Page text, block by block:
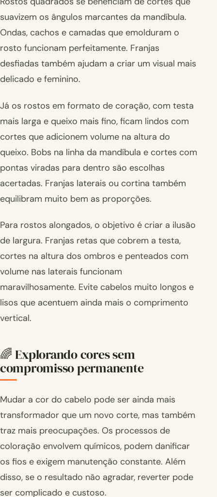
suavizem os ângulos marcantes da mandíbula.
Ondas, cachos e camadas que emolduram o
rosto funcionam perfeitamente. Franjas
desfiadas também ajudam a criar um visual mais
delicado e feminino.
Já os rostos em formato de coração, com testa
mais larga e queixo mais fino, ficam lindos com
cortes que adicionem volume na altura do
queixo. Bobs na linha da mandíbula e cortes com
pontas viradas para dentro são escolhas
acertadas. Franjas laterais ou cortina também
equilibram muito bem as proporções.
Para rostos alongados, o objetivo é criar a ilusão
de largura. Franjas retas que cobrem a testa,
cortes na altura dos ombros e penteados com
volume nas laterais funcionam
maravilhosamente. Evite cabelos muito longos e
lisos que acentuem ainda mais o comprimento
vertical.
🌈 Explorando cores sem
compromisso permanente
Mudar a cor do cabelo pode ser ainda mais
transformador que um novo corte, mas também
traz mais preocupações. Os processos de
coloração envolvem químicos, podem danificar
os fios e exigem manutenção constante. Além
disso, se o resultado não agradar, reverter pode
ser complicado e custoso.